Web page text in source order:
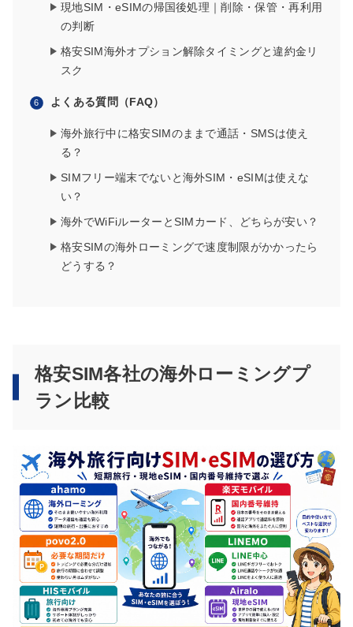
現地SIM・eSIMの帰国後処理｜削除・保管・再利用
の判断
格安SIM海外オプション解除タイミングと違約金リ
スク
よくある質問（FAQ）
海外旅行中に格安SIMのままで通話・SMSは使え
る？
SIMフリー端末でないと海外SIM・eSIMは使えな
い？
海外でWiFiルーターとSIMカード、どちらが安い？
格安SIMの海外ローミングで速度制限がかかったら
どうする？
格安SIM各社の海外ローミングプ
ラン比較